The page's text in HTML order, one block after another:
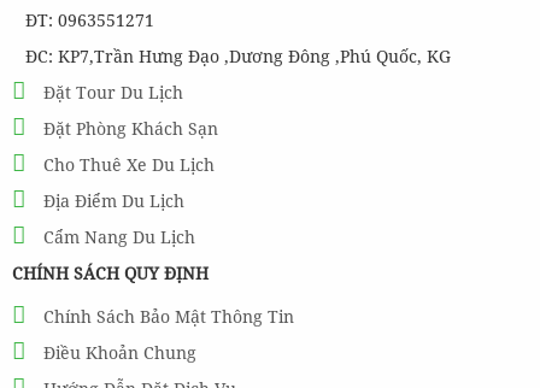
ĐT: 0963551271
ĐC: KP7,Trần Hưng Đạo ,Dương Đông ,Phú Quốc, KG
Đặt Tour Du Lịch
Đặt Phòng Khách Sạn
Cho Thuê Xe Du Lịch
Địa Điểm Du Lịch
Cẩm Nang Du Lịch
CHÍNH SÁCH QUY ĐỊNH
Chính Sách Bảo Mật Thông Tin
Điều Khoản Chung